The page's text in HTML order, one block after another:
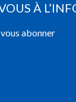
À
abonner